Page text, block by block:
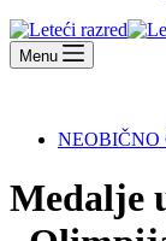
Menu
NEOBIČNO
Medalje